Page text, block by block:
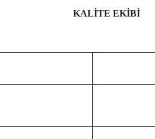
KALİTE EKİBİ